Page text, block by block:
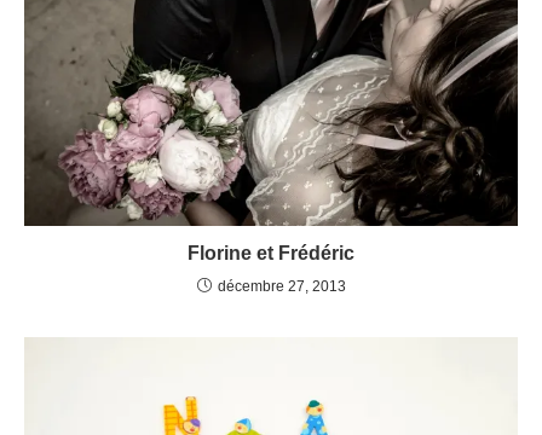
Florine et Frédéric
décembre 27, 2013